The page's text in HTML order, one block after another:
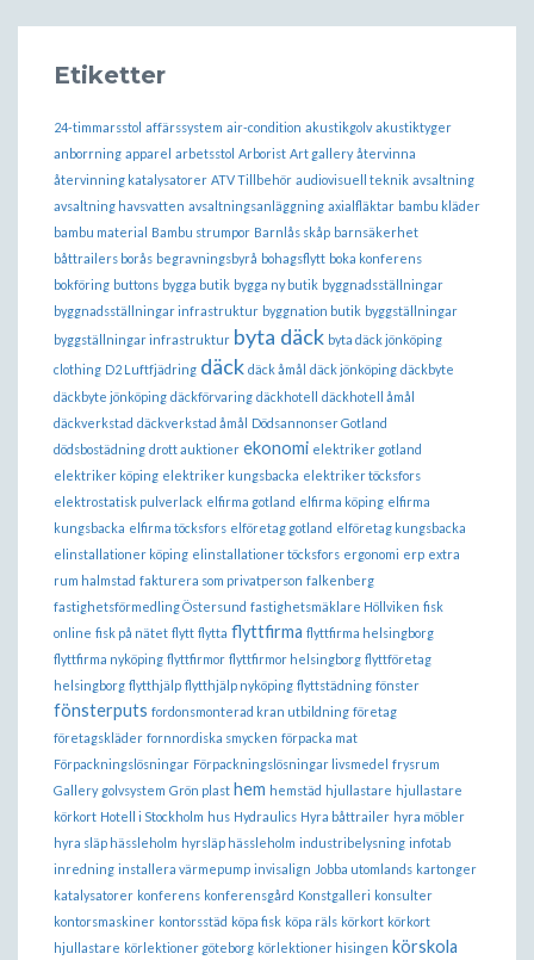
Etiketter
24-timmarsstol affärssystem air-condition akustikgolv akustiktyger
anborrning apparel arbetsstol Arborist Art gallery återvinna
återvinning katalysatorer ATV Tillbehör audiovisuell teknik avsaltning
avsaltning havsvatten avsaltningsanläggning axialfläktar bambu kläder
bambu material Bambu strumpor Barnlås skåp barnsäkerhet
båttrailers borås begravningsbyrå bohagsflytt boka konferens
bokföring buttons bygga butik bygga ny butik byggnadsställningar
byggnadsställningar infrastruktur byggnation butik byggställningar
byggställningar infrastruktur byta däck byta däck jönköping
clothing D2 Luftfjädring däck däck åmål däck jönköping däckbyte
däckbyte jönköping däckförvaring däckhotell däckhotell åmål
däckverkstad däckverkstad åmål Dödsannonser Gotland
dödsbostädning drott auktioner ekonomi elektriker gotland
elektriker köping elektriker kungsbacka elektriker töcksfors
elektrostatisk pulverlack elfirma gotland elfirma köping elfirma
kungsbacka elfirma töcksfors elföretag gotland elföretag kungsbacka
elinstallationer köping elinstallationer töcksfors ergonomi erp extra
rum halmstad fakturera som privatperson falkenberg
fastighetsförmedling Östersund fastighetsmäklare Höllviken fisk
online fisk på nätet flytt flytta flyttfirma flyttfirma helsingborg
flyttfirma nyköping flyttfirmor flyttfirmor helsingborg flyttföretag
helsingborg flytthjälp flytthjälp nyköping flyttstädning fönster
fönsterputs fordonsmonterad kran utbildning företag
företagskläder fornnordiska smycken förpacka mat
Förpackningslösningar Förpackningslösningar livsmedel frysrum
Gallery golvsystem Grön plast hem hemstäd hjullastare hjullastare
körkort Hotell i Stockholm hus Hydraulics Hyra båttrailer hyra möbler
hyra släp hässleholm hyrsläp hässleholm industribelysning infotab
inredning installera värmepump invisalign Jobba utomlands kartonger
katalysatorer konferens konferensgård Konstgalleri konsulter
kontorsmaskiner kontorsstäd köpa fisk köpa räls körkort körkort
hjullastare körlektioner göteborg körlektioner hisingen körskola